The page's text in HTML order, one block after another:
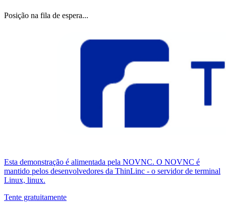
Posição na fila de espera...
Esta demonstração é alimentada pela NOVNC. O NOVNC é
mantido pelos desenvolvedores da ThinLinc - o servidor de terminal
Linux, linux.
Tente gratuitamente